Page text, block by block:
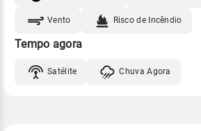
Vento Risco de Incêndio
Tempo agora
Satélite Chuva Agora